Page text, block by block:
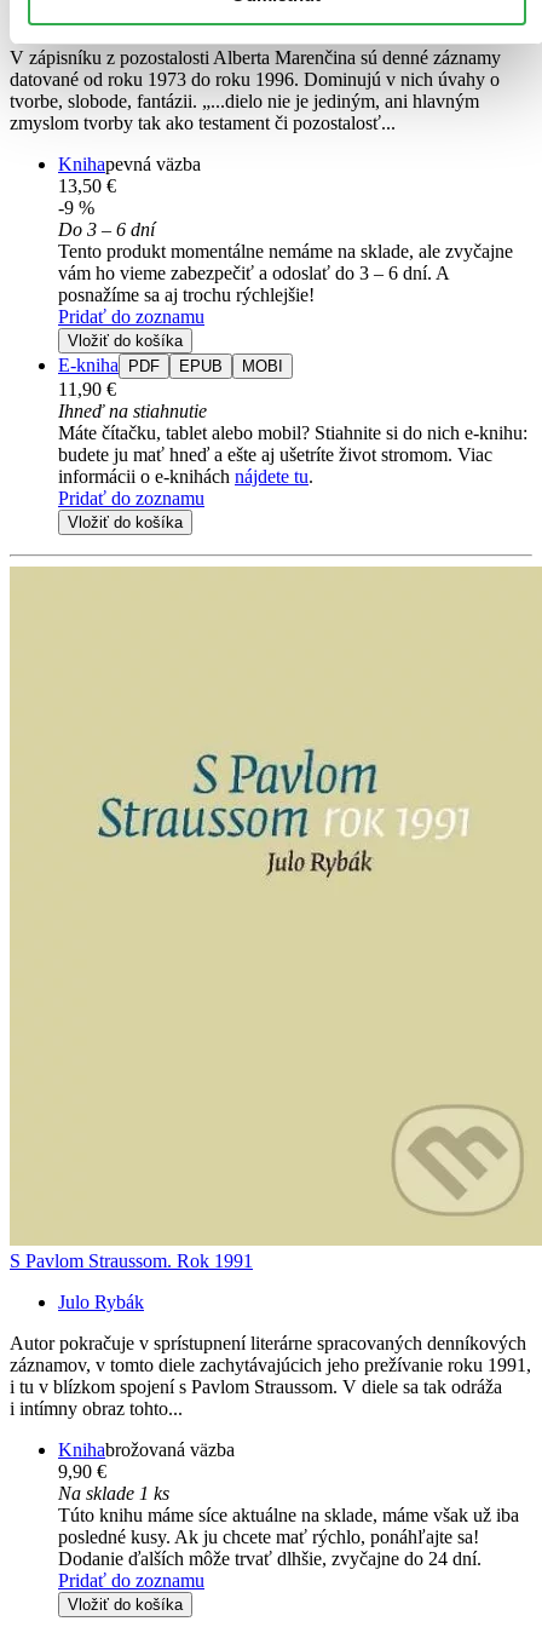
V zápisníku z pozostalosti Alberta Marenčina sú denné záznamy
datované od roku 1973 do roku 1996. Dominujú v nich úvahy o
tvorbe, slobode, fantázii. „...dielo nie je jediným, ani hlavným
zmyslom tvorby tak ako testament či pozostalosť...
Knihapevná väzba
13,50 €
-9 %
Do 3 – 6 dní
Tento produkt momentálne nemáme na sklade, ale zvyčajne
vám ho vieme zabezpečiť a odoslať do 3 – 6 dní. A
posnažíme sa aj trochu rýchlejšie!
Pridať do zoznamu
Vložiť do košíka
E-kniha PDF EPUB MOBI
11,90 €
Ihneď na stiahnutie
Máte čítačku, tablet alebo mobil? Stiahnite si do nich e-knihu:
budete ju mať hneď a ešte aj ušetríte život stromom. Viac
informácii o e-knihách nájdete tu.
Pridať do zoznamu
Vložiť do košíka
S Pavlom Straussom. Rok 1991
Julo Rybák
Autor pokračuje v sprístupnení literárne spracovaných denníkových
záznamov, v tomto diele zachytávajúcich jeho prežívanie roku 1991,
i tu v blízkom spojení s Pavlom Straussom. V diele sa tak odráža
i intímny obraz tohto...
Knihabrožovaná väzba
9,90 €
Na sklade 1 ks
Túto knihu máme síce aktuálne na sklade, máme však už iba
posledné kusy. Ak ju chcete mať rýchlo, ponáhľajte sa!
Dodanie ďalších môže trvať dlhšie, zvyčajne do 24 dní.
Pridať do zoznamu
Vložiť do košíka